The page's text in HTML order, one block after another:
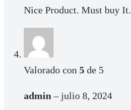
Nice Product. Must buy It.
Valorado con 5 de 5
admin– julio 8, 2024